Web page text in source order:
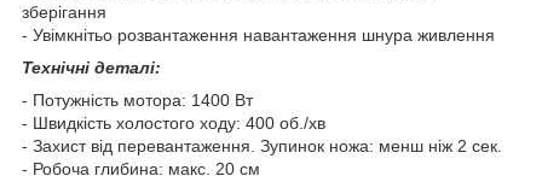
зберігання
- Увімкнітьо розвантаження навантаження шнура живлення
Технічні деталі:
- Потужність мотора: 1400 Вт
- Швидкість холостого ходу: 400 об./хв
- Захист від перевантаження. Зупинок ножа: менш ніж 2 сек.
- Робоча глибина: макс. 20 см